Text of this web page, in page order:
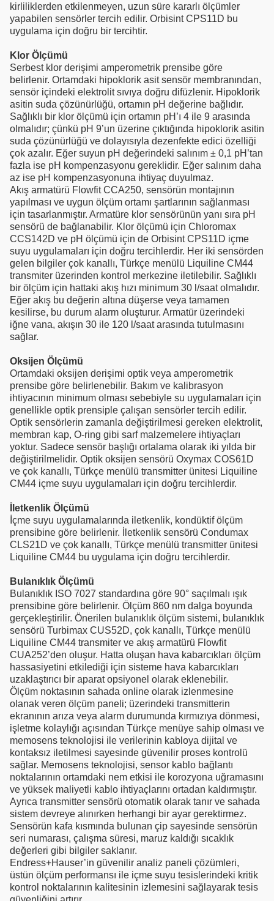
kirliliklerden etkilenmeyen, uzun süre kararlı ölçümler
yapabilen sensörler tercih edilir. Orbisint CPS11D bu
uygulama için doğru bir tercihtir.
Klor Ölçümü
Serbest klor derişimi amperometrik prensibe göre
belirlenir. Ortamdaki hipoklorik asit sensör membranından,
sensör içindeki elektrolit sıvıya doğru difüzlenir. Hipoklorik
asitin suda çözünürlüğü, ortamın pH değerine bağlıdır.
Sağlıklı bir klor ölçümü için ortamın pH’ı 4 ile 9 arasında
olmalıdır; çünkü pH 9’un üzerine çıktığında hipoklorik asitin
suda çözünürlüğü ve dolayısıyla dezenfekte edici özelliği
çok azalır. Eğer suyun pH değerindeki salınım ± 0,1 pH’tan
fazla ise pH kompenzasyonu gereklidir. Eğer salınım daha
az ise pH kompenzasyonuna ihtiyaç duyulmaz.
Akış armatürü Flowfit CCA250, sensörün montajının
yapılması ve uygun ölçüm ortamı şartlarının sağlanması
için tasarlanmıştır. Armatüre klor sensörünün yanı sıra pH
sensörü de bağlanabilir. Klor ölçümü için Chloromax
CCS142D ve pH ölçümü için de Orbisint CPS11D içme
suyu uygulamaları için doğru tercihlerdir. Her iki sensörden
gelen bilgiler çok kanallı, Türkçe menülü Liquiline CM44
transmiter üzerinden kontrol merkezine iletilebilir. Sağlıklı
bir ölçüm için hattaki akış hızı minimum 30 l/saat olmalıdır.
Eğer akış bu değerin altına düşerse veya tamamen
kesilirse, bu durum alarm oluşturur. Armatür üzerindeki
iğne vana, akışın 30 ile 120 l/saat arasında tutulmasını
sağlar.
Oksijen Ölçümü
Ortamdaki oksijen derişimi optik veya amperometrik
prensibe göre belirlenebilir. Bakım ve kalibrasyon
ihtiyacının minimum olması sebebiyle su uygulamaları için
genellikle optik prensiple çalışan sensörler tercih edilir.
Optik sensörlerin zamanla değiştirilmesi gereken elektrolit,
membran kap, O-ring gibi sarf malzemelere ihtiyaçları
yoktur. Sadece sensör başlığı ortalama olarak iki yılda bir
değiştirilmelidir. Optik oksijen sensörü Oxymax COS61D
ve çok kanallı, Türkçe menülü transmitter ünitesi Liquiline
CM44 içme suyu uygulamaları için doğru tercihlerdir.
İletkenlik Ölçümü
İçme suyu uygulamalarında iletkenlik, kondüktif ölçüm
prensibine göre belirlenir. İletkenlik sensörü Condumax
CLS21D ve çok kanallı, Türkçe menülü transmitter ünitesi
Liquiline CM44 bu uygulama için doğru tercihlerdir.
Bulanıklık Ölçümü
Bulanıklık ISO 7027 standardına göre 90° saçılmalı ışık
prensibine göre belirlenir. Ölçüm 860 nm dalga boyunda
gerçekleştirilir. Önerilen bulanıklık ölçüm sistemi, bulanıklık
sensörü Turbimax CUS52D, çok kanallı, Türkçe menülü
Liquiline CM44 transmiter ve akış armatürü Flowfit
CUA252’den oluşur. Hatta oluşan hava kabarcıkları ölçüm
hassasiyetini etkilediği için sisteme hava kabarcıkları
uzaklaştırıcı bir aparat opsiyonel olarak eklenebilir.
Ölçüm noktasının sahada online olarak izlenmesine
olanak veren ölçüm paneli; üzerindeki transmitterin
ekranının arıza veya alarm durumunda kırmızıya dönmesi,
işletme kolaylığı açısından Türkçe menüye sahip olması ve
memosens teknolojisi ile verilerinin kabloya dijital ve
kontaksız iletilmesi sayesinde güvenilir proses kontrolü
sağlar. Memosens teknolojisi, sensor kablo bağlantı
noktalarının ortamdaki nem etkisi ile korozyona uğramasını
ve yüksek maliyetli kablo ihtiyaçlarını ortadan kaldırmıştır.
Ayrıca transmitter sensörü otomatik olarak tanır ve sahada
sistem devreye alınırken herhangi bir ayar gerektirmez.
Sensörün kafa kısmında bulunan çip sayesinde sensörün
seri numarası, çalışma süresi, maruz kaldığı sıcaklık
değerleri gibi bilgiler saklanır.
Endress+Hauser’in güvenilir analiz paneli çözümleri,
üstün ölçüm performansı ile içme suyu tesislerindeki kritik
kontrol noktalarının kalitesinin izlemesini sağlayarak tesis